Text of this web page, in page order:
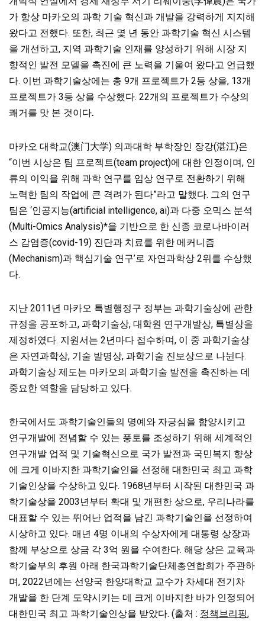
가 항상 마카오의 과학 기술 혁신과 개발을 강력하게 지지해
왔다고 전했다. 또한, 최근 몇 년 동안 과학기술 혁신 시스템
을 개선하고, 지역 과학기술 인재를 양성하기 위해 시장 지
향적인 발전 모델을 촉진에 큰 노력을 기울여 왔다고 언급했
다. 이번 과학기술상에는 총 9개 프로젝트가 2등 상을, 13개
프로젝트가 3등 상을 수상했다. 22개의 프로젝트가 수상의
쾌거를 맛 본 것이다.
마카오 대학교(澳门大学) 의과대학 부학장인 장강(湛江)은
“이번 시상은 팀 프로젝트(team project)에 대한 인정이며, 인
류의 이익을 위해 과학 연구를 임상 연구로 전환하기 위해
노력한 팀의 작업에 큰 격려가 된다”라고 말했다. 그의 연구
팀은 ‘인공지능(artificial intelligence, ai)과 다중 오믹스 분석
(Multi-Omics Analysis)*을 기반으로 한 신종 코로나바이러
스 감염증(covid-19) 진단과 치료를 위한 메커니즘
(Mechanism)과 핵심기술 연구’로 자연과학상 2위를 수상했
다.
지난 2011년 마카오 특별행정구 정부는 과학기술상에 관한
규정을 공포하고, 과학기술상, 대학원 연구개발상, 특별상을
제정하였다. 지원서는 2년마다 접수하며, 이 중 과학기술상
은 자연과학상, 기술 발명상, 과학기술 진보상으로 나뉜다.
과학기술상 제도는 마카오의 과학기술 발전을 촉진하는 데
중요한 역할을 담당하고 있다.
한국에서도 과학기술인들의 명예와 자긍심을 함양시키고
연구개발에 전념할 수 있는 풍토를 조성하기 위해 세계적인
연구개발 업적 및 기술혁신으로 국가 발전과 국민복지 향상
에 크게 이바지한 과학기술인을 선정해 대한민국 최고 과학
기술인상을 수상하고 있다. 1968년부터 시작된 대한민국 과
학기술상을 2003년부터 확대 및 개편한 상으로, 우리나라를
대표할 수 있는 뛰어난 업적을 남긴 과학기술인을 선정하여
시상하고 있다. 매년 4명 이내의 수상자에게 대통령 상장과
함께 부상으로 상금 각 3억 원을 수여한다. 해당 상은 교육과
학기술부의 후원 아래 한국과학기술단체총연합회가 주관하
며, 2022년에는 선양국 한양대학교 교수가 차세대 전기차
개발을 한 단계 도약시키는 데 크게 이바지한 바가 인정되어
대한민국 최고 과학기술인상을 받았다. (출처 : 정책브리핑,